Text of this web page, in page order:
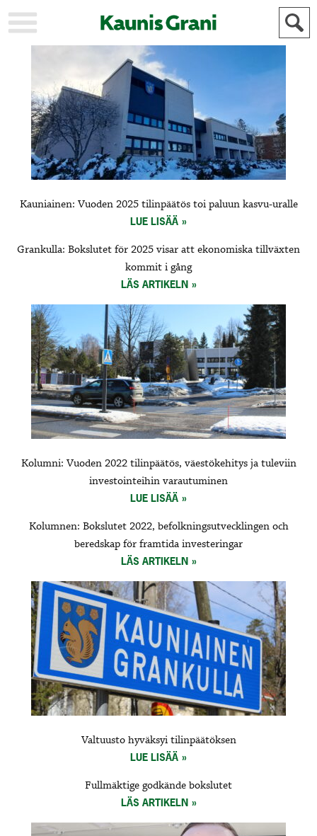
KAUPUNKI
STADEN
AJANKOHTAISTA
AKTUELLT
URHEILU
IDROTT
KULTTUURI
KULTUR
HISTORIA
HISTORIA
YLEINEN
ALLMÄN
MAINOSTAJILLE
FÖR
ANNONSÖRER
Kauniainen: Vuoden 2025 tilinpäätös toi paluun kasvu-uralle
LUE LISÄÄ
Grankulla: Bokslutet för 2025 visar att ekonomiska tillväxten
kommit i gång
LÄS ARTIKELN
Kolumni: Vuoden 2022 tilinpäätös, väestökehitys ja tuleviin
investointeihin varautuminen
LUE LISÄÄ
Kolumnen: Bokslutet 2022, befolkningsutvecklingen och
beredskap för framtida investeringar
LÄS ARTIKELN
Valtuusto hyväksyi tilinpäätöksen
LUE LISÄÄ
Fullmäktige godkände bokslutet
LÄS ARTIKELN